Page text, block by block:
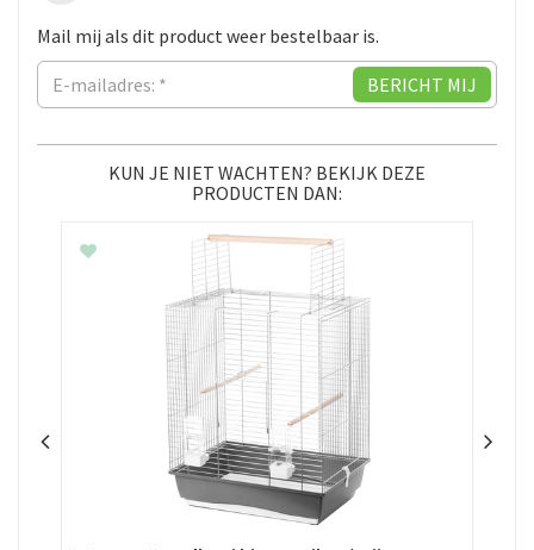
Mail mij als dit product weer bestelbaar is.
KUN JE NIET WACHTEN? BEKIJK DEZE
PRODUCTEN DAN: